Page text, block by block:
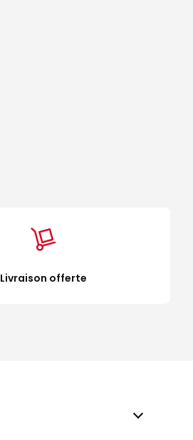
Livraison offerte